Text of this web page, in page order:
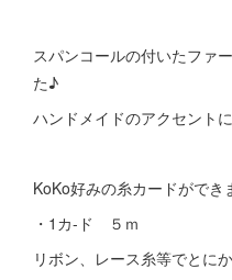
スパンコールの付いたファ
た♪
ハンドメイドのアクセント
KoKo好みの糸カードができ
・1カ-ド ５ｍ
リボン、レース糸等でとに